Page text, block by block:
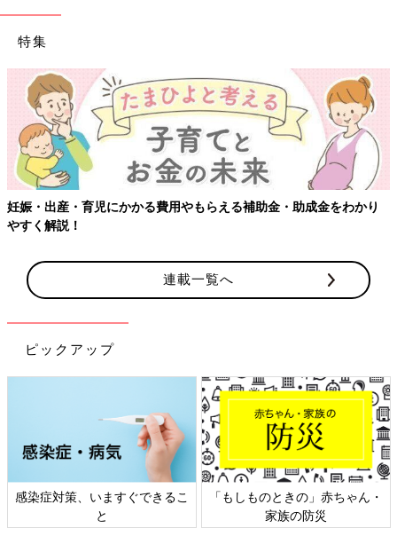
特集
かる費用やもらえる補助金・助成金をわかり 【ワクチン接種でき
連載一覧へ
ピックアップ
すぐできるこ
「もしものときの」赤ちゃん・
日本外来小児科